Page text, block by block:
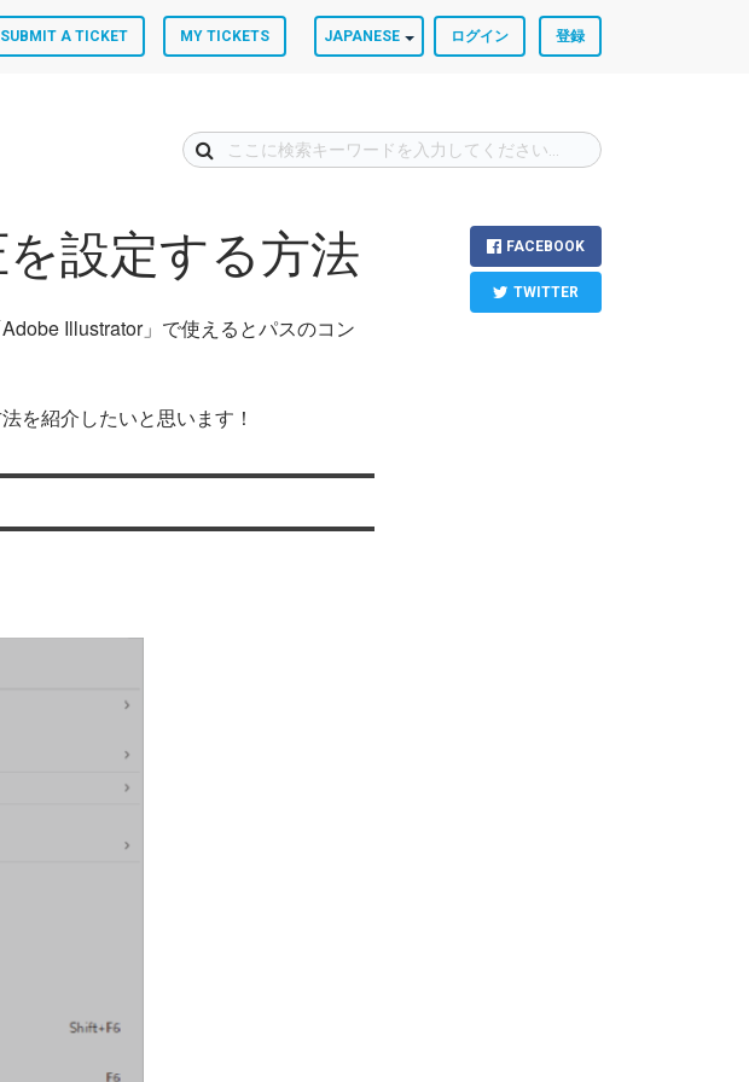
SUBMIT A TICKET MY TICKETS JAPANESE ログイン 登録
設定する方法
Illustrator」で使えるとパスのコン
を紹介したいと思います！
FACEBOOK
TWITTER